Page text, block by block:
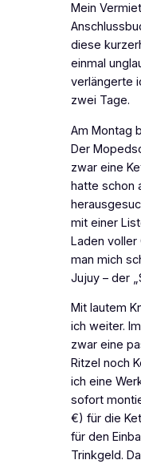
Mein
diese
einmal
verlängerte
zwei Tage.
Am Montag
Der
zwar eine
hatte schon
mit einer
Laden
man mich
Jujuy – der
Mit lautem
ich weiter.
zwar eine
Ritzel noch
ich eine
sofort
€) für die
für den
Trinkgeld.